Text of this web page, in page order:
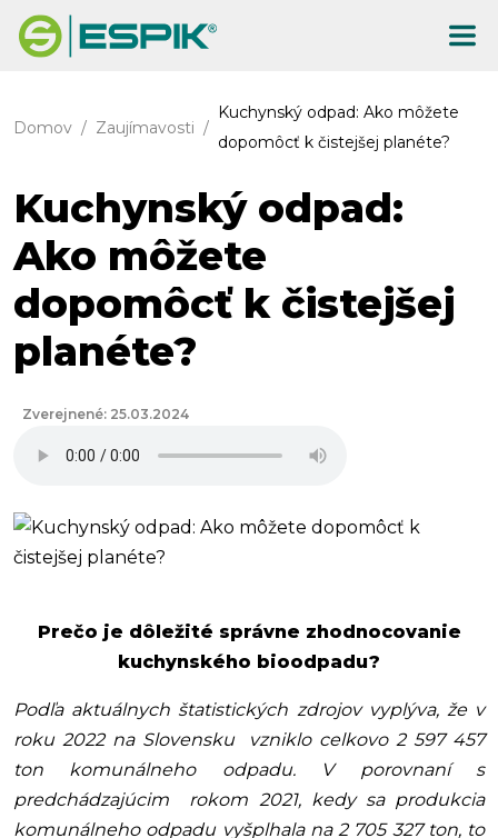
Domov Zaujímavosti
Kuchynský odpad: Ako môžete
dopomôcť k čistejšej planéte?
Kuchynský odpad:
Ako môžete
dopomôcť k čistejšej
planéte?
Zverejnené: 25.03.2024
Prečo je dôležité správne zhodnocovanie
kuchynského bioodpadu?
Podľa aktuálnych štatistických zdrojov vyplýva, že v
roku 2022 na Slovensku vzniklo celkovo 2 597 457
ton komunálneho odpadu. V porovnaní s
predchádzajúcim rokom 2021, kedy sa produkcia
komunálneho odpadu vyšplhala na 2 705 327 ton, to